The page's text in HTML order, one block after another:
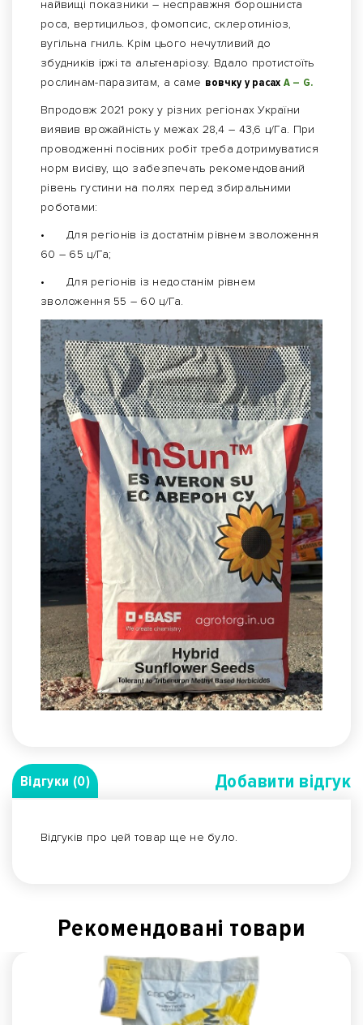
найвищі показники – несправжня борошниста
роса, вертицильоз, фомопсис, склеротиніоз,
вугільна гниль. Крім цього нечутливий до
збудників іржі та альтенаріозу. Вдало протистоїть
рослинам-паразитам, а саме вовчку у расах А – G.
Впродовж 2021 року у різних регіонах України
виявив врожайність у межах 28,4 – 43,6 ц/Га. При
проводженні посівних робіт треба дотримуватися
норм висіву, що забезпечать рекомендований
рівень густини на полях перед збиральними
роботами:
•
Для регіонів із достатнім рівнем зволоження
60 – 65 ц/Га;
•
Для регіонів із недостанім рівнем
зволоження 55 – 60 ц/Га.
Відгуки (0) Добавити вiдгук
Відгуків про цей товар ще не було.
Рекомендованi товари